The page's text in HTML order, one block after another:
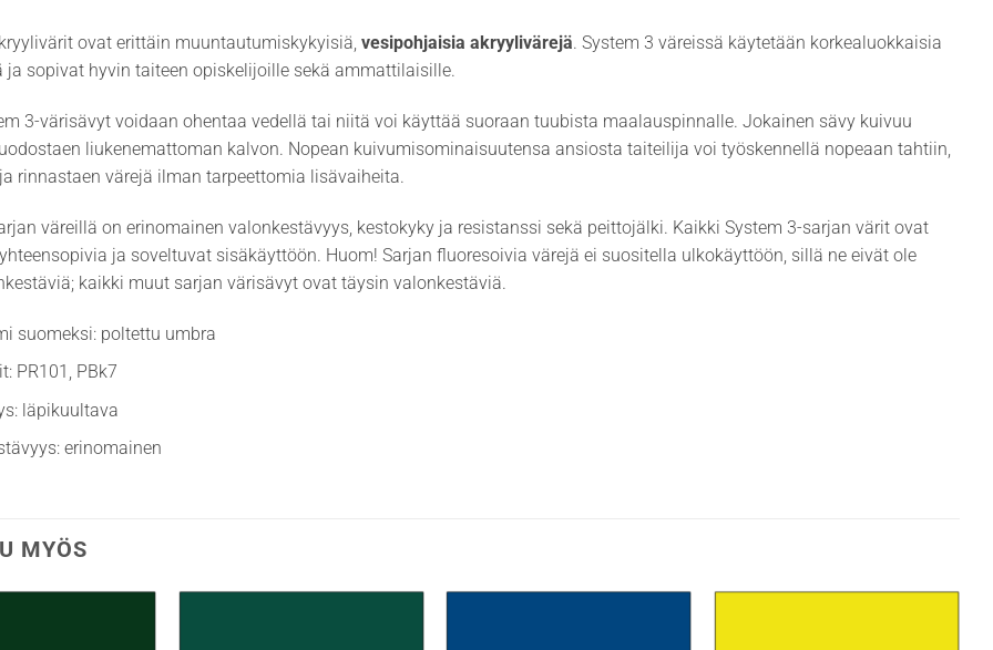
ovat erittäin muuntautumiskykyisiä, vesipohjaisia akryylivärejä. System 3 väreissä käytetään korkealuokkaisia
ja sopivat hyvin taiteen opiskelijoille sekä ammattilaisille.
3-värisävyt voidaan ohentaa vedellä tai niitä voi käyttää suoraan tuubista maalauspinnalle. Jokainen sävy kuivuu
liukenemattoman kalvon. Nopean kuivumisominaisuutensa ansiosta taiteilija voi työskennellä nopeaan tahtiin,
rinnastaen värejä ilman tarpeettomia lisävaiheita.
väreillä on erinomainen valonkestävyys, kestokyky ja resistanssi sekä peittojälki. Kaikki System 3-sarjan värit ovat
ja soveltuvat sisäkäyttöön. Huom! Sarjan fluoresoivia värejä ei suositella ulkokäyttöön, sillä ne eivät ole
kaikki muut sarjan värisävyt ovat täysin valonkestäviä.
suomeksi: poltettu umbra
PR101, PBk7
läpikuultava
erinomainen
MYÖS